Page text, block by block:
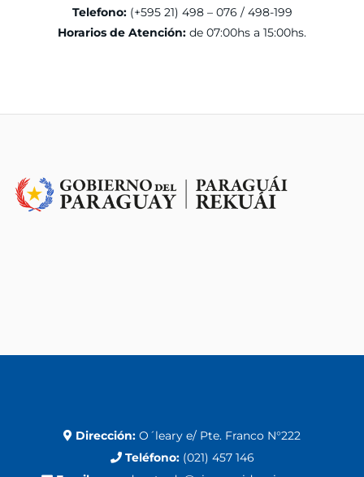
Telefono:(+595 21) 498 – 076 / 498-199
Horarios de Atención: de 07:00hs a 15:00hs.
Dirección: O´leary e/ Pte. Franco N°222
Teléfono:(021) 457 146